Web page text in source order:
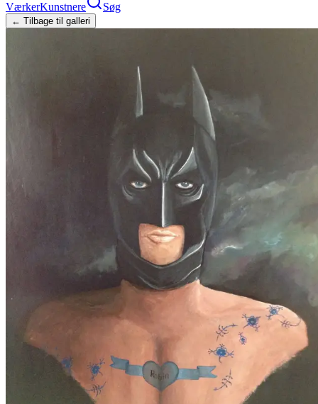
VærkerKunstnere Søg
← Tilbage til galleri